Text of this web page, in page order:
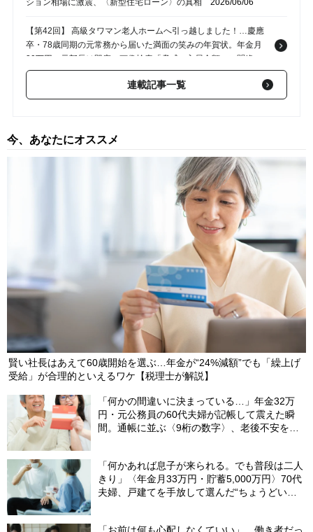
ション相場に激震、〈新型住宅ローン〉の真相 2026/06/06
【第42回】 高級タワマン老人ホームへ引っ越しました！…慶應
卒・78歳同期の元常務から届いた満面の笑みの年賀状。年金月
30万円・元部長は即座に画像検索「脅威の入居金額」に悶絶
2024/11/29
【第41回】 勝どき、晴海フラッグ…タワマンに群がるのは世帯
ョブ型人事」で年収激減。「湾岸タワマン」で金利上昇に怯え暮
らす、40代・大手企業勤務の男性を襲った悲劇2024/09/24
【第39回】 助けて！部屋に泥棒が…〈資産8,000万円〉高級タワ
マンで優雅に暮らしていたはずの73歳の母からの電話。駆けつけ
た娘が目にした「まさかの光景」【CFPが解説】
2024/09/21
連載記事一覧
今、あなたにオススメ
賢い社長はあえて60歳開始を選ぶ…年金が“24%減額”でも「繰上げ
受給」が合理的といえるワケ【税理士が解説】
「何かの間違いに決まっている…」年金32万
円・元公務員の60代夫婦が記帳して震えた瞬
間。通帳に並ぶ〈9桁の数字〉、老後不安を一
「何かあれば息子が来られる。でも普段は二人
きり」〈年金月33万円・貯蓄5,000万円〉70代
夫婦、戸建てを手放して選んだ“ちょうどいい